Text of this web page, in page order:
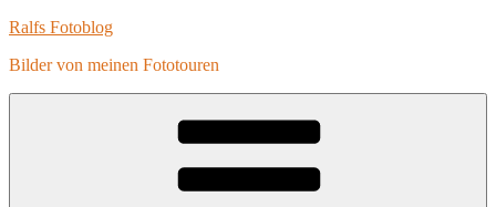
Zum
springen
Ralfs Fotoblog
Bilder von meinen Fototouren